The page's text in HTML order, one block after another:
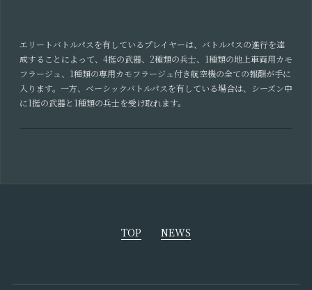
エリートバトルパスを有しているプレイヤーは、バトルパスの進行を達
成することによって、4挺の武器、2種類の兵士、1種類の地上車両用カモ
フラージュ、1種類の専用カモフラージュ付き航空機の全ての報酬が手に
入ります。一方、ベーシックバトルパスを有している場合は、シーズン中
に1挺の武器と1種類の兵士を受け取れます。
TOP NEWS